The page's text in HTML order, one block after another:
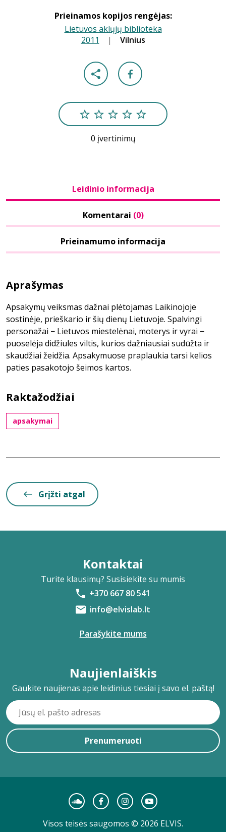
Prieinamos kopijos rengėjas:
Lietuvos aklųjų biblioteka
2011 | Vilnius
0 įvertinimų
Leidinio informacija
Komentarai (0)
Prieinamumo informacija
Aprašymas
Apsakymų veiksmas dažnai plėtojamas Laikinojoje
sostinėje, prieškario ir šių dienų Lietuvoje. Spalvingi
personažai − Lietuvos miestelėnai, moterys ir vyrai −
puoselėja didžiules viltis, kurios dažniausiai sudūžta ir
skaudžiai žeidžia. Apsakymuose praplaukia tarsi kelios
paties pasakotojo šeimos kartos.
Raktažodžiai
apsakymai
Grįžti atgal
Kontaktai
Turite klausimų? Susisiekite su mumis
+370 667 80 541
info@elvislab.lt
Parašykite mums
Naujienlaiškis
Gaukite naujienas apie leidinius tiesiai į savo el. paštą!
Prenumeruoti
Visos teisės saugomos © 2026 ELVIS.